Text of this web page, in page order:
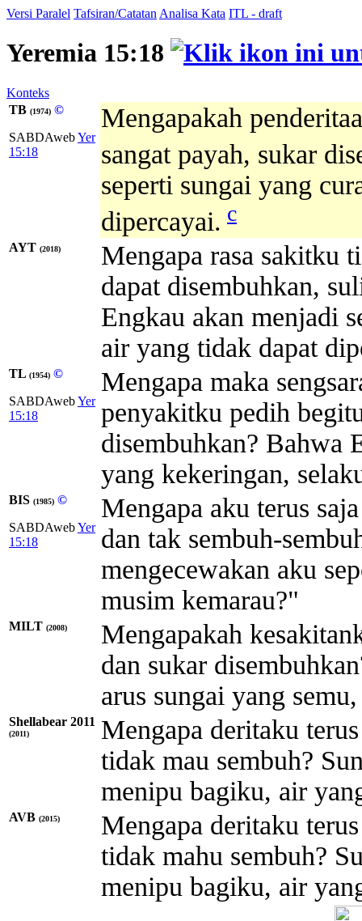
Versi Paralel Tafsiran/Catatan Analisa Kata ITL - draft
Yeremia 15:18
Konteks
TB (1974) ©
SABDAwebYer
15:18
Mengapakah
sangat payah, sukar
seperti sungai yang
dipercayai. c
AYT (2018)
Mengapa rasa sakitku
dapat disembuhkan,
Engkau akan menjadi
air yang tidak dapat
TL (1954) ©
SABDAwebYer
15:18
Mengapa maka
penyakitku pedih
disembuhkan? Bahwa
yang kekeringan,
BIS (1985) ©
SABDAwebYer
15:18
Mengapa aku terus
dan tak sembuh-
mengecewakan aku
musim kemarau?"
MILT (2008)
Mengapakah
dan sukar
arus sungai yang
Shellabear 2011
(2011)
Mengapa deritaku
tidak mau sembuh?
menipu bagiku, air
AVB (2015)
Mengapa deritaku
tidak mahu sembuh?
menipu bagiku, air